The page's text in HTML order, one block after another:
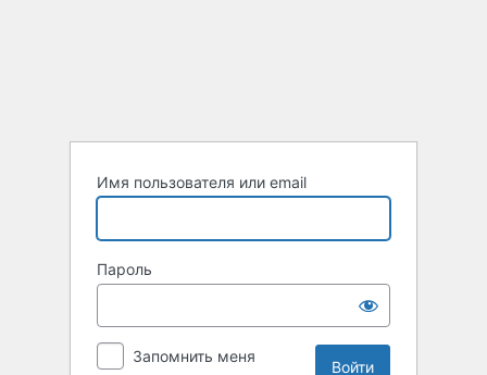
Имя пользователя или email
Пароль
Запомнить меня